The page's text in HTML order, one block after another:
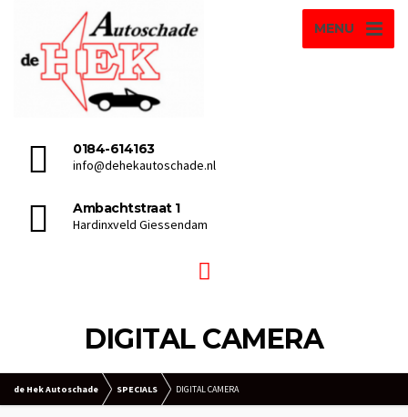
MENU
0184-614163
info@dehekautoschade.nl
Ambachtstraat 1
Hardinxveld Giessendam
DIGITAL CAMERA
de Hek Autoschade SPECIALS DIGITAL CAMERA